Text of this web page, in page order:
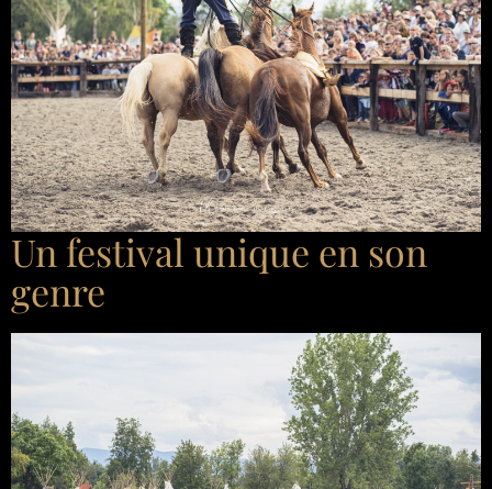
Un festival unique en son
genre